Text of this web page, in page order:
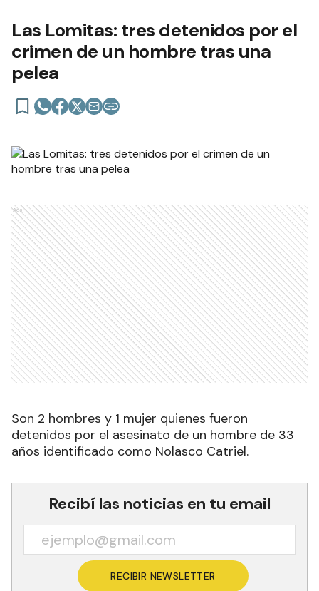
Las Lomitas: tres detenidos por el
crimen de un hombre tras una
pelea
Ads
Son 2 hombres y 1 mujer quienes fueron
detenidos por el asesinato de un hombre de 33
años identificado como Nolasco Catriel.
Recibí las noticias en tu email
RECIBIR NEWSLETTER